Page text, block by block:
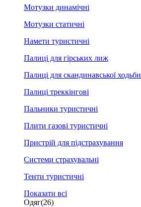
Мотузки динамічні
Мотузки статичні
Намети туристичні
Палиці для гірських лиж
Палиці для скандинавської ходьби
Палиці треккінгові
Пальники туристичні
Плити газові туристичні
Пристрій для підстрахування
Системи страхувальні
Тенти туристичні
Показати всі
Одяг(26)